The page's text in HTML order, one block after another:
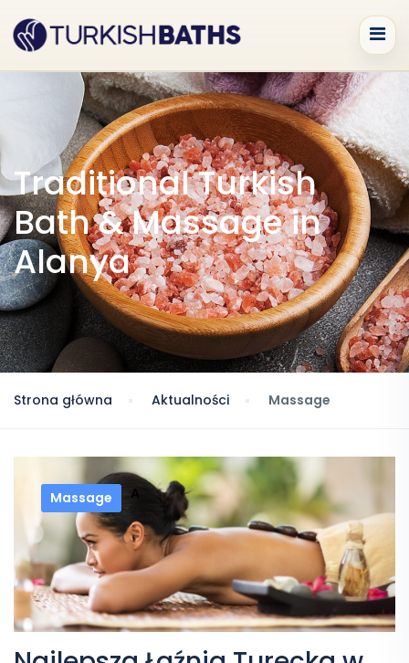
Traditional Turkish
Bath & Massage in
Alanya
Strona główna Aktualności Massage
A
Massage